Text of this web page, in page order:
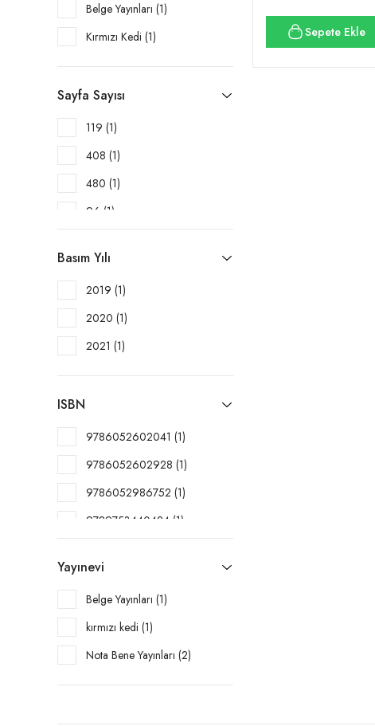
Belge Yayınları (1)
Kırmızı Kedi (1)
Sayfa Sayısı
119 (1)
408 (1)
480 (1)
96 (1)
Basım Yılı
2019 (1)
2020 (1)
2021 (1)
ISBN
9786052602041 (1)
9786052602928 (1)
9786052986752 (1)
9789753440424 (1)
Yayınevi
Belge Yayınları (1)
kırmızı kedi (1)
Nota Bene Yayınları (2)
Sepete Ekle